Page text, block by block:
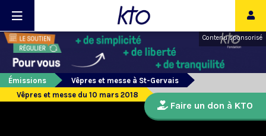
Contenu sponsorisé
Émissions
Vêpres et messe à St-Gervais
Vêpres et messe du 10 mars 2018
Faire un don à KTO